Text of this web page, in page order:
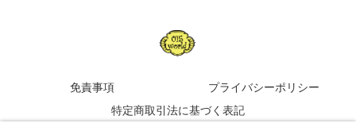
免責事項
プライバシーポリシー
特定商取引法に基づく表記